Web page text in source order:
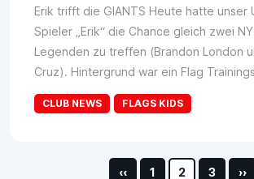
Erik trifft die GIANTS Heute hatte unser
Spieler „Erik“ die Chance gleich zwei NY
Legenden zu treffen (Brandon London
Cruz). Hintergrund war ein Flag
CLUB NEWS FLAGS KIDS
‹‹ 1 2 3 ››